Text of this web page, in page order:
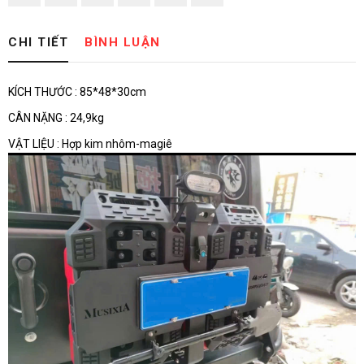
CHI TIẾT BÌNH LUẬN
KÍCH THƯỚC : 85*48*30cm
CÂN NẶNG : 24,9kg
VẬT LIỆU : Hợp kim nhôm-magiê